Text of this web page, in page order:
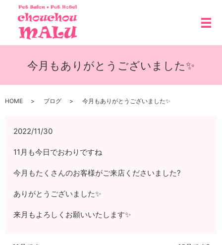
メ
今月もありがとうございました✨
HOME ブログ 今月もありがとうございました✨
2022/11/30
11月も今日でおわりですね
今月もたくさんのお客様がご来店くださいました?
ありがとうございました✨
来月もよろしくお願いいたします✨